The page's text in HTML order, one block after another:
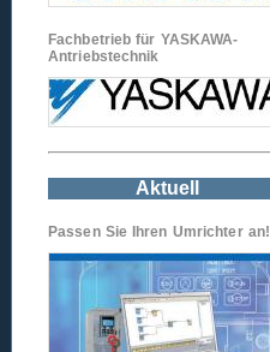
Fachbetrieb für YASKAWA-
Antriebstechnik
Aktuell
Passen Sie Ihren Umrichter an!